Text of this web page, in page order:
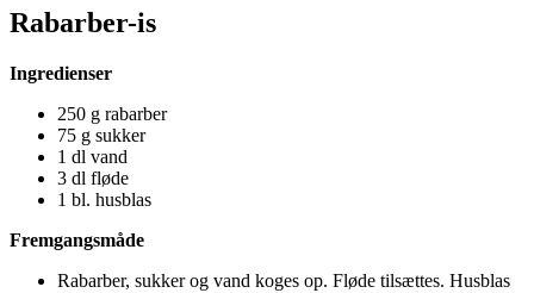
Rabarber-is
Ingredienser
250 g rabarber
75 g sukker
1 dl vand
3 dl fløde
1 bl. husblas
Fremgangsmåde
Rabarber, sukker og vand koges op. Fløde tilsættes. Husblas